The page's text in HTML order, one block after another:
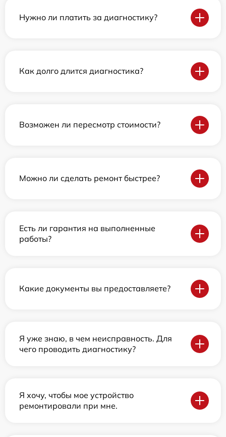
Нужно ли платить за диагностику?
Как долго длится диагностика?
Возможен ли пересмотр стоимости?
Можно ли сделать ремонт быстрее?
Есть ли гарантия на выполненные
работы?
Какие документы вы предоставляете?
Я уже знаю, в чем неисправность. Для
чего проводить диагностику?
Я хочу, чтобы мое устройство
ремонтировали при мне.